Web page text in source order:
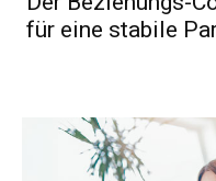
für eine stabile